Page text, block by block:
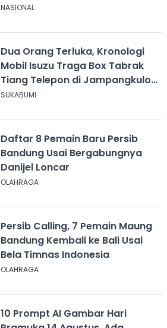
NASIONAL
Dua Orang Terluka, Kronologi
Mobil Isuzu Traga Box Tabrak
Tiang Telepon di Jampangkulon
Sukabumi
SUKABUMI
Daftar 8 Pemain Baru Persib
Bandung Usai Bergabungnya
Danijel Loncar
OLAHRAGA
Persib Calling, 7 Pemain Maung
Bandung Kembali ke Bali Usai
Bela Timnas Indonesia
OLAHRAGA
10 Prompt AI Gambar Hari